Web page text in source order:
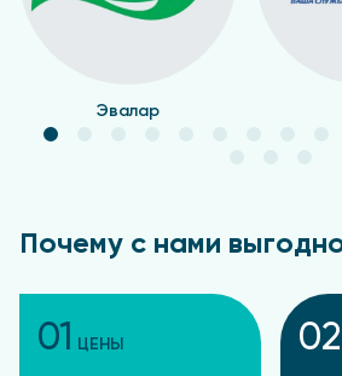
Эвалар
Почему с нами
01 ЦЕНЫ 02